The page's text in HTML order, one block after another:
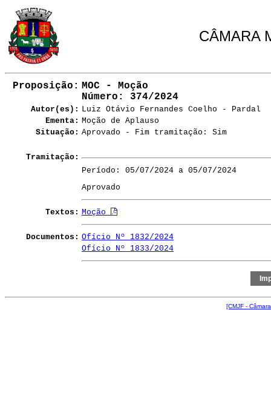
CÂMARA
Proposição: MOC - Moção
Número : 374/2024
Autor(es): Luiz Otávio Fernandes Coelho - Pardal
Ementa: Moção de Aplauso
Situação: Aprovado - Fim tramitação: Sim
Tramitação:
Período: 05/07/2024 a 05/07/2024
Aprovado
Textos: Moção
Documentos: Ofício Nº 1832/2024
Ofício Nº 1833/2024
[CMJF -